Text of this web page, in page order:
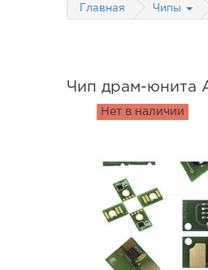
Главная Чипы
Чип драм-юнита
Нет в наличии